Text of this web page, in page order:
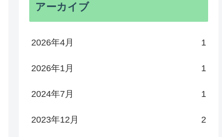
アーカイブ
2026年4月 1
2026年1月 1
2024年7月 1
2023年12月 2